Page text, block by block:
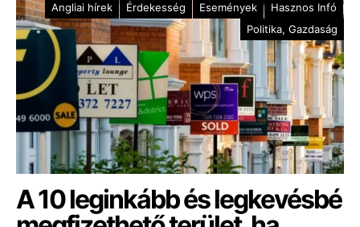
Angliai hírek Érdekesség Események
Hasznos Infó
Politika, Gazdaság
A 10 leginkább és legkevésbé